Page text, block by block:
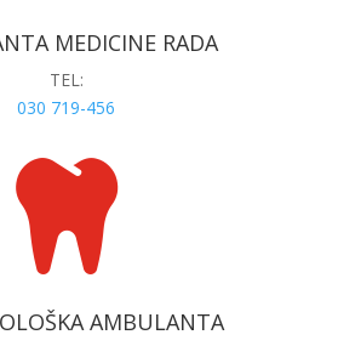
MEDICINE RADA
TEL:
030 719-456

AMBULANTA